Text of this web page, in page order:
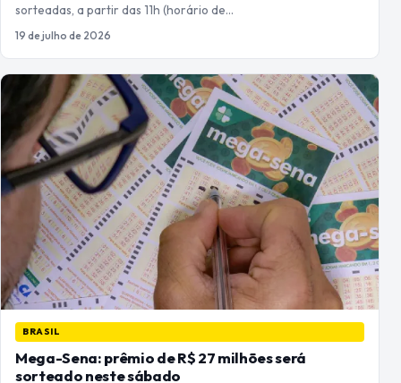
sorteadas, a partir das 11h (horário de…
19 de julho de 2026
BRASIL
Mega-Sena: prêmio de R$ 27 milhões será
sorteado neste sábado